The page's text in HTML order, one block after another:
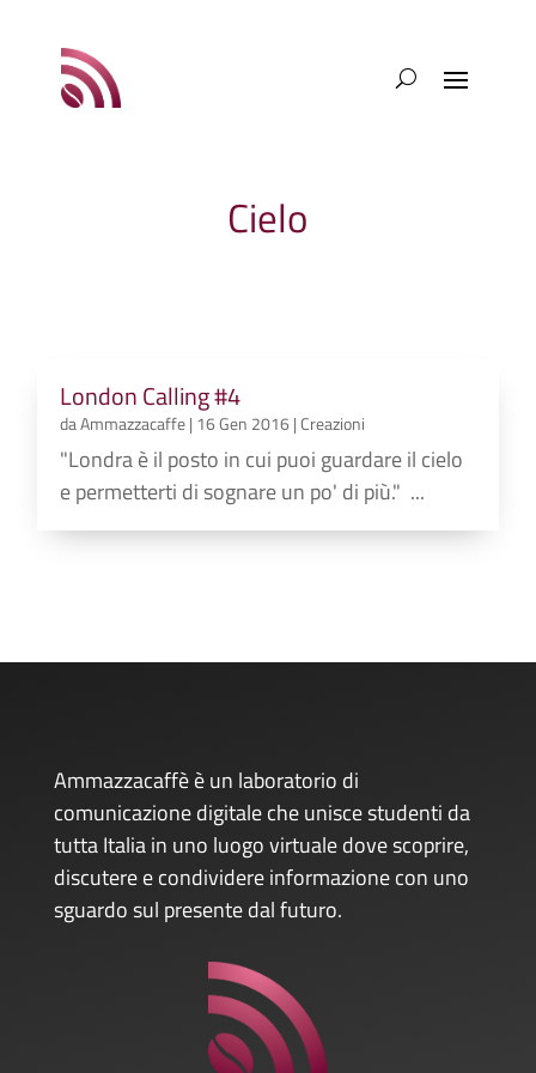
Cielo
London Calling #4
daAmmazzacaffe| 16 Gen 2016|Creazioni
"Londra è il posto in cui puoi guardare il cielo
e permetterti di sognare un po' di più." ...
Ammazzacaffè è un laboratorio di
comunicazione digitale che unisce studenti da
tutta Italia in uno luogo virtuale dove scoprire,
discutere e condividere informazione con uno
sguardo sul presente dal futuro.